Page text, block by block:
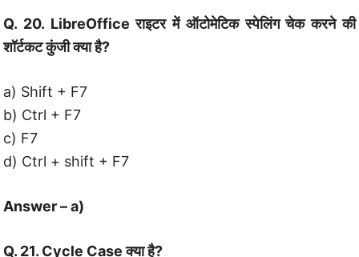
Q. 20. LibreOffice राइटर में ऑटोमेटिक स्पेलिंग चेक करने की
शॉर्टकट कुंजी क्या है?
a) Shift + F7
b) Ctrl + F7
c) F7
d) Ctrl + shift + F7
Answer – a)
Q. 21. Cycle Case क्या है?